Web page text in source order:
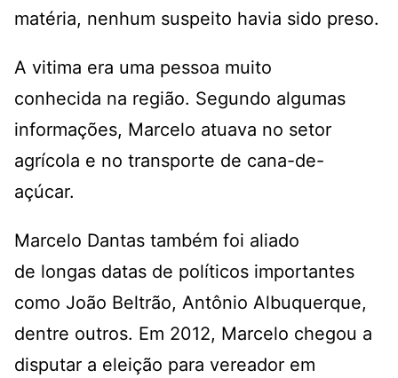
matéria, nenhum suspeito havia sido preso.
A vitima era uma pessoa muito
conhecida na região. Segundo algumas
informações, Marcelo atuava no setor
agrícola e no transporte de cana-de-
açúcar.
Marcelo Dantas também foi aliado
de longas datas de políticos importantes
como João Beltrão, Antônio Albuquerque,
dentre outros. Em 2012, Marcelo chegou a
disputar a eleição para vereador em